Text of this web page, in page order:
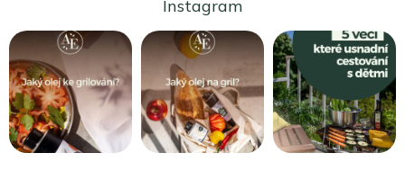
Instagram